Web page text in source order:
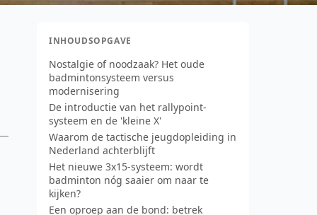
INHOUDSOPGAVE
Nostalgie of noodzaak? Het oude
badmintonsysteem versus
modernisering
De introductie van het rallypoint-
systeem en de 'kleine X'
Waarom de tactische jeugdopleiding in
Nederland achterblijft
Het nieuwe 3x15-systeem: wordt
badminton nóg saaier om naar te
kijken?
Een oproep aan de bond: betrek